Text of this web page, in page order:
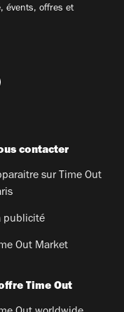
évents, offres et
contacter
sur Time Out
publicité
Out Market
Time Out